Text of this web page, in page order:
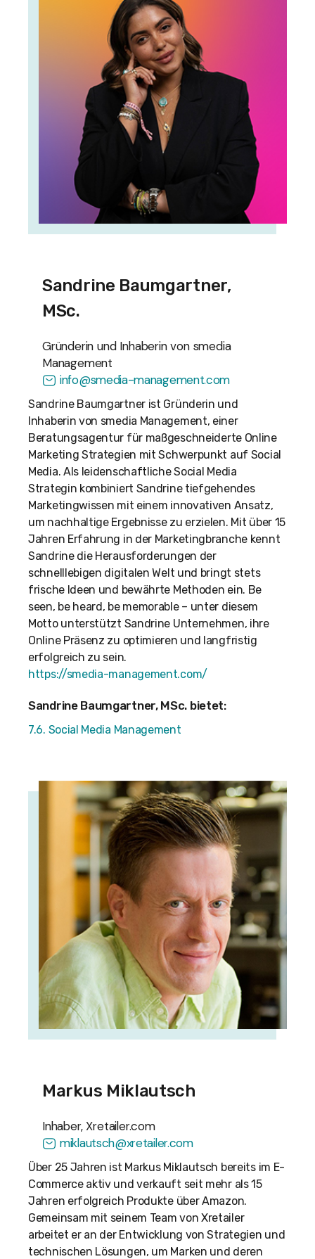
Sandrine Baumgartner,
MSc.
Gründerin und Inhaberin von smedia
Management
info@smedia-management.com
Sandrine Baumgartner ist Gründerin und
Inhaberin von smedia Management, einer
Beratungsagentur für maßgeschneiderte Online
Marketing Strategien mit Schwerpunkt auf Social
Media. Als leidenschaftliche Social Media
Strategin kombiniert Sandrine tiefgehendes
Marketingwissen mit einem innovativen Ansatz,
um nachhaltige Ergebnisse zu erzielen. Mit über 15
Jahren Erfahrung in der Marketingbranche kennt
Sandrine die Herausforderungen der
schnelllebigen digitalen Welt und bringt stets
frische Ideen und bewährte Methoden ein. Be
seen, be heard, be memorable – unter diesem
Motto unterstützt Sandrine Unternehmen, ihre
Online Präsenz zu optimieren und langfristig
erfolgreich zu sein.
https://smedia-management.com/
Sandrine Baumgartner, MSc. bietet:
7.6. Social Media Management
Markus Miklautsch
Inhaber, Xretailer.com
miklautsch@xretailer.com
Über 25 Jahren ist Markus Miklautsch bereits im E-
Commerce aktiv und verkauft seit mehr als 15
Jahren erfolgreich Produkte über Amazon.
Gemeinsam mit seinem Team von Xretailer
arbeitet er an der Entwicklung von Strategien und
technischen Lösungen, um Marken und deren